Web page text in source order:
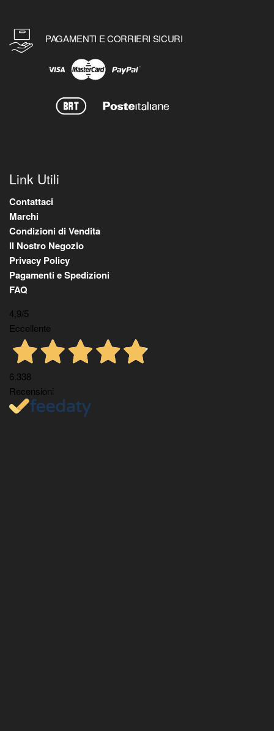
PAGAMENTI E CORRIERI SICURI
Link Utili
Contattaci
Marchi
Condizioni di Vendita
Il Nostro Negozio
Privacy Policy
Pagamenti e Spedizioni
FAQ
4,9/5
Eccellente
6.338
Recensioni